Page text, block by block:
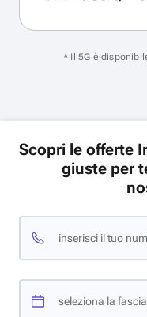
* Il 5G è
Scopri le offerte
giuste per
inserisci il tuo
seleziona la